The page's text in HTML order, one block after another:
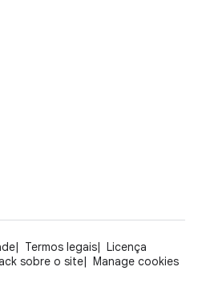
Termos legais
Licença
sobre o site Manage cookies